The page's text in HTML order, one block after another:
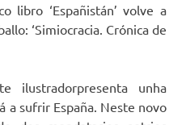
libro ‘Españistán’ volve a
‘Simiocracia. Crónica de
ilustradorpresenta unha
a sufrir España. Neste novo